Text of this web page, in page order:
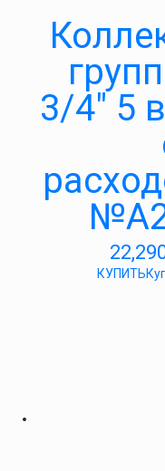
3/4″ 5
КУПИТЬ